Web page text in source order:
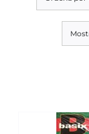
SERVICIOS